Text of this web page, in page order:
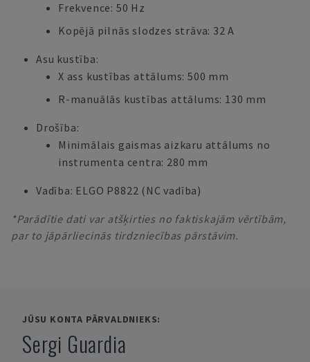
Frekvence: 50 Hz
Kopējā pilnās slodzes strāva: 32 A
Asu kustība:
X ass kustības attālums: 500 mm
R-manuālās kustības attālums: 130 mm
Drošība:
Minimālais gaismas aizkaru attālums no
instrumenta centra: 280 mm
Vadība: ELGO P8822 (NC vadība)
*Parādītie dati var atšķirties no faktiskajām vērtībām,
par to jāpārliecinās tirdzniecības pārstāvim.
JŪSU KONTA PĀRVALDNIEKS:
Sergi Guardia